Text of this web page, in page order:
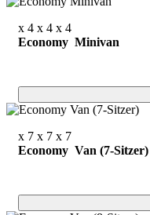
x 4 x 4 x 4
Economy Minivan
x 7 x 7 x 7
Economy Van (7-Sitzer)